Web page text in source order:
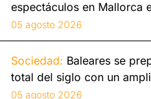
espectáculos en Mallorca
05 agosto 2026
Sociedad: Baleares se
total del siglo con un
05 agosto 2026